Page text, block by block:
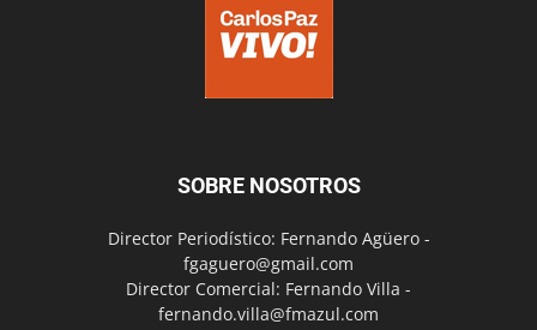
SOBRE NOSOTROS
Director Periodístico: Fernando Agüero -
fgaguero@gmail.com
Director Comercial: Fernando Villa -
fernando.villa@fmazul.com